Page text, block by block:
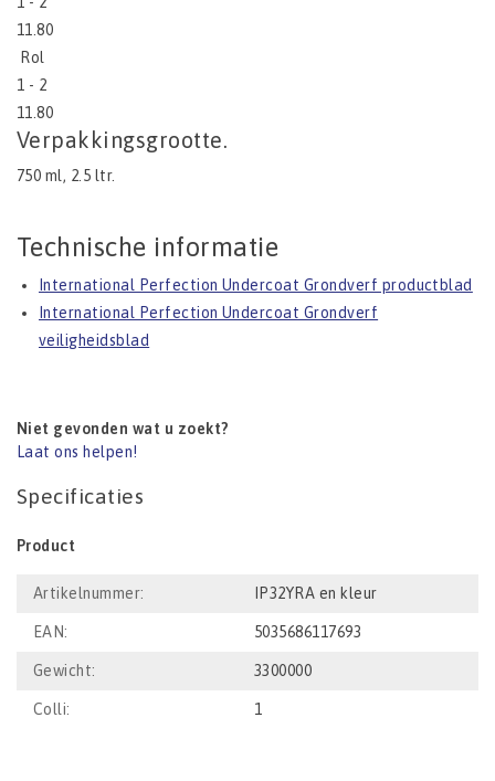
11.80
Rol
1 - 2
11.80
Verpakkingsgrootte.
750 ml, 2.5 ltr.
Technische informatie
International Perfection Undercoat Grondverf productblad
International Perfection Undercoat Grondverf
veiligheidsblad
Niet gevonden wat u zoekt?
Laat ons helpen!
Specificaties
Product
Artikelnummer: IP32YRA en kleur
EAN: 5035686117693
Gewicht: 3300000
Colli: 1